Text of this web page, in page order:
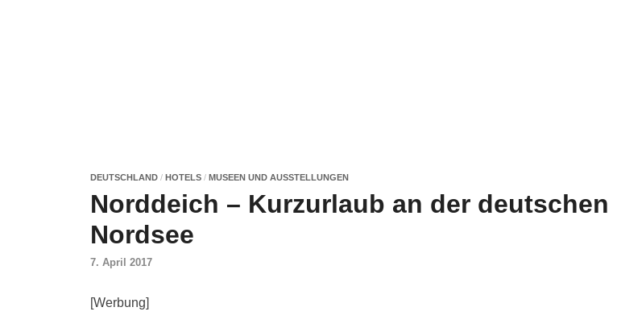
DEUTSCHLAND / HOTELS / MUSEEN UND AUSSTELLUNGEN
Norddeich – Kurzurlaub an der deutschen
Nordsee
7. April 2017
[Werbung]